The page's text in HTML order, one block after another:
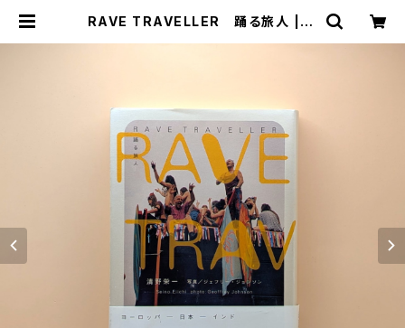
RAVE TRAVELLER 踊る旅人 | ま